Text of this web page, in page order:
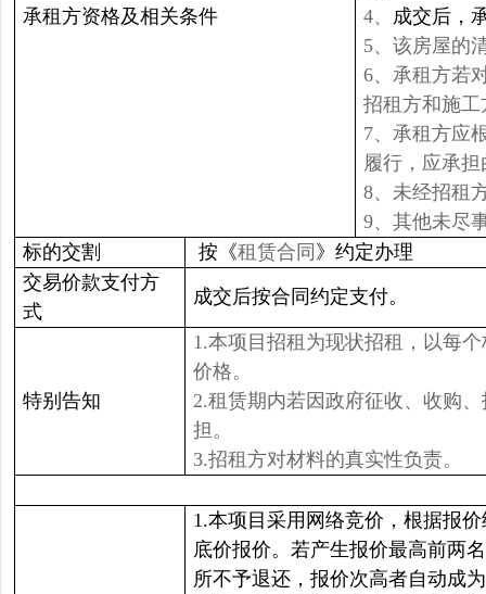
承租方资格及相关条件
4、 成交后，
5、该房屋的
6、承租方若
招租方和施
7、承租方应
履行，应承
8、未经招租
9、其他未尽
标的交割
按《租赁合同 》约定办理
交易价款支付方
式
成交后按合同约定支付。
特别告知
1.本项目招租为现状招租，以每
价格。
2.租赁期内若因政府征收、收购
担。
3.招租方对材料的真实性负责。
1.本项目采用网络竞价，根据报
底价报价。若产生报价最高前两
所不予退还，报价次高者自动成